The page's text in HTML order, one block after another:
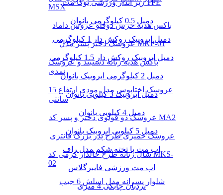
MSX
باکس هدیه خرس دوقلو عروس داماد
عروسک دختر پسر مدل MKP-01
باکس هدیه زنانه دستبند و عروسک
نمدی
عروسک اختاپوس مدل مودی ارتفاع 15
سانتی
عروسک دو قولوی دختر و پسر کد MA2
عروسک خمیری طرح پدر بزرگ فانتزی
شال زنانه طرح خالدار کرمی کد MKS-
02
شلوار پسرانه مدل اسلش 6 جیب
زیر انداز ورزشی یوگا مت TPE
دمبل 0.5 کیلوگرمی بانوان
دمبل ایروبیک روکش‌ دار 1 کیلوگرمی
دمبل ایروبیک روکش‌ دار 1.5 کیلوگرمی
دمبل 2 کیلوگرمی ایروبیک بانوان
دمبل ایروبیک 3 کیلویی بانوان
دمبل 4 کیلویی بانوان
دمبل 5 کیلویی ایروبیک بانوان
اب مت یا تخته شکم مدل راف
اب مت ورزشی فایبرگلاس
نردبان چابکی 4 متری